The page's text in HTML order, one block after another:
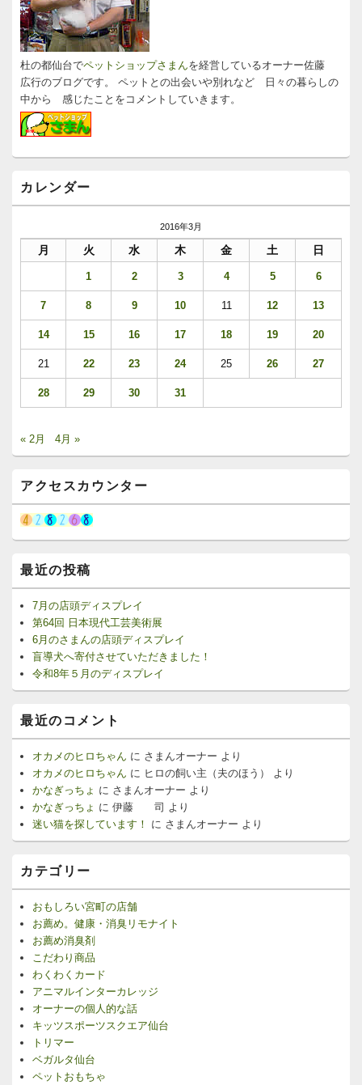
ェ
ッ
ト
エ
リ
ア
杜の都仙台でペットショップさまんを経営しているオーナー佐藤
広行のブログです。 ペットとの出会いや別れなど 日々の暮らしの
中から 感じたことをコメントしていきます。
カレンダー
2016年3月
月 火 水 木 金 土 日
1 2 3 4 5 6
7 8 9 10 11 12 13
14 15 16 17 18 19 20
21 22 23 24 25 26 27
28 29 30 31
« 2月 4月 »
アクセスカウンター
最近の投稿
7月の店頭ディスプレイ
第64回 日本現代工芸美術展
6月のさまんの店頭ディスプレイ
盲導犬へ寄付させていただきました！
令和8年５月のディスプレイ
最近のコメント
オカメのヒロちゃん に さまんオーナー より
オカメのヒロちゃん に ヒロの飼い主（夫のほう）
より
かなぎっちょ に さまんオーナー より
かなぎっちょ に 伊藤 司 より
迷い猫を探しています！
に さまんオーナー より
カテゴリー
おもしろい宮町の店舗
お薦め。健康・消臭リモナイト
お薦め消臭剤
こだわり商品
わくわくカード
アニマルインターカレッジ
オーナーの個人的な話
キッツスポーツスクエア仙台
トリマー
ベガルタ仙台
ペットおもちゃ